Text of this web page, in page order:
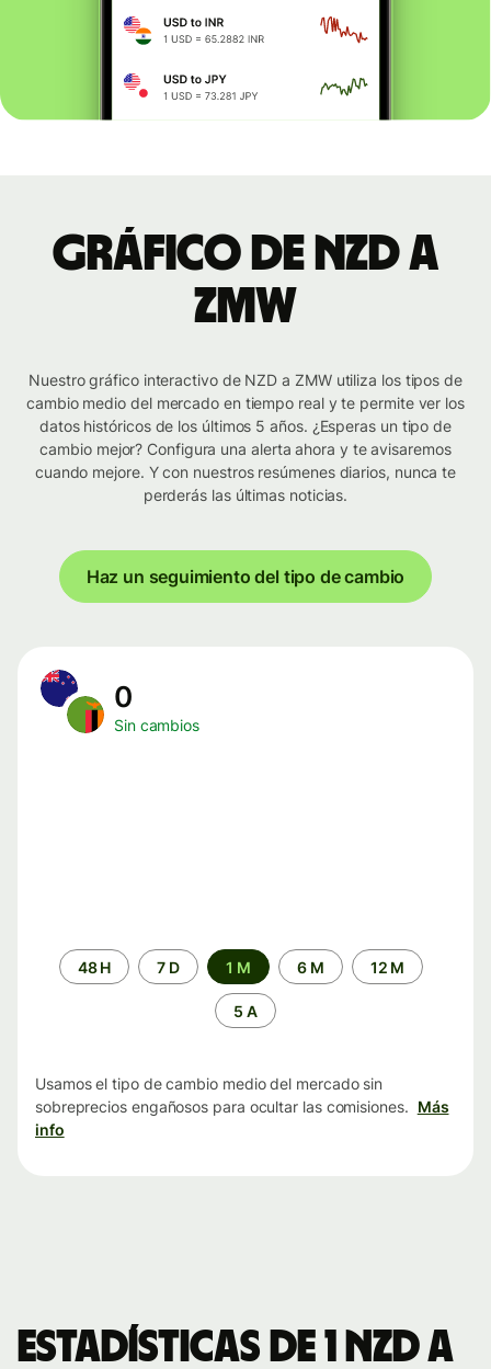
Gráfico de NZD a
ZMW
Nuestro gráfico interactivo de NZD a ZMW utiliza los tipos de
cambio medio del mercado en tiempo real y te permite ver los
datos históricos de los últimos 5 años. ¿Esperas un tipo de
cambio mejor? Configura una alerta ahora y te avisaremos
cuando mejore. Y con nuestros resúmenes diarios, nunca te
perderás las últimas noticias.
Haz un seguimiento del tipo de cambio
0
Sin cambios
Periodo48 H 7 D 1 M 6 M 12 M
5 A
Usamos el tipo de cambio medio del mercado sin
sobreprecios engañosos para ocultar las comisiones. Más
info
Estadísticas de 1 NZD a